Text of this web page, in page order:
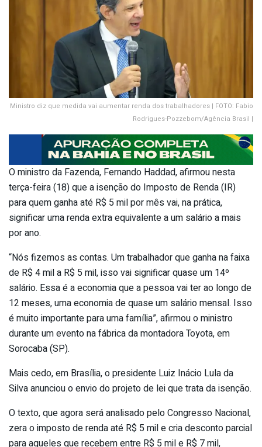
Ministro diz que medida vai aumentar renda dos trabalhadores | FOTO: Fabio
Rodrigues-Pozzebom/Agência Brasil |
O ministro da Fazenda, Fernando Haddad, afirmou nesta
terça-feira (18) que a isenção do Imposto de Renda (IR)
para quem ganha até R$ 5 mil por mês vai, na prática,
significar uma renda extra equivalente a um salário a mais
por ano.
“Nós fizemos as contas. Um trabalhador que ganha na faixa
de R$ 4 mil a R$ 5 mil, isso vai significar quase um 14º
salário. Essa é a economia que a pessoa vai ter ao longo de
12 meses, uma economia de quase um salário mensal. Isso
é muito importante para uma família”, afirmou o ministro
durante um evento na fábrica da montadora Toyota, em
Sorocaba (SP).
Mais cedo, em Brasília, o presidente Luiz Inácio Lula da
Silva anunciou o envio do projeto de lei que trata da isenção.
O texto, que agora será analisado pelo Congresso Nacional,
zera o imposto de renda até R$ 5 mil e cria desconto parcial
para aqueles que recebem entre R$ 5 mil e R$ 7 mil,